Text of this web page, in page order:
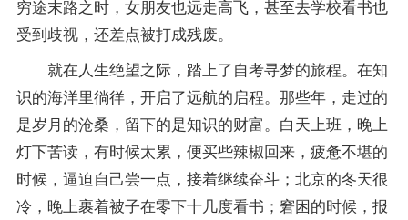
穷途末路之时，女朋友也远走高飞，甚至去学校看书也
受到歧视，还差点被打成残废。
就在人生绝望之际，踏上了自考寻梦的旅程。在知
识的海洋里徜徉，开启了远航的启程。那些年，走过的
是岁月的沧桑，留下的是知识的财富。白天上班，晚上
灯下苦读，有时候太累，便买些辣椒回来，疲惫不堪的
时候，逼迫自己尝一点，接着继续奋斗；北京的冬天很
冷，晚上裹着被子在零下十几度看书；窘困的时候，报